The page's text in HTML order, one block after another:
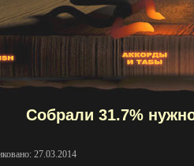
Собрали 31.7%
27.03.2014